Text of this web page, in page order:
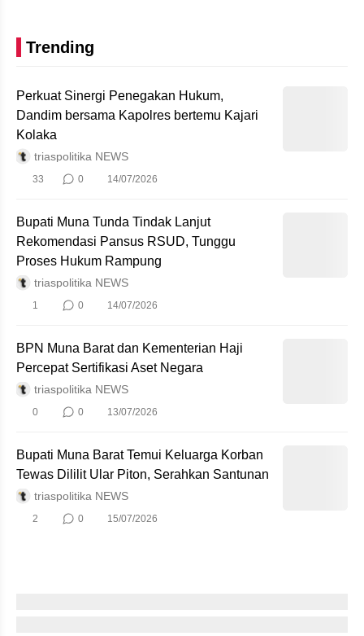
Trending
Perkuat Sinergi Penegakan Hukum,
Dandim bersama Kapolres bertemu Kajari
Kolaka
triaspolitika NEWS
33 0 14/07/2026
Bupati Muna Tunda Tindak Lanjut
Rekomendasi Pansus RSUD, Tunggu
Proses Hukum Rampung
triaspolitika NEWS
1 0 14/07/2026
BPN Muna Barat dan Kementerian Haji
Percepat Sertifikasi Aset Negara
triaspolitika NEWS
0 0 13/07/2026
Bupati Muna Barat Temui Keluarga Korban
Tewas Dililit Ular Piton, Serahkan Santunan
triaspolitika NEWS
2 0 15/07/2026